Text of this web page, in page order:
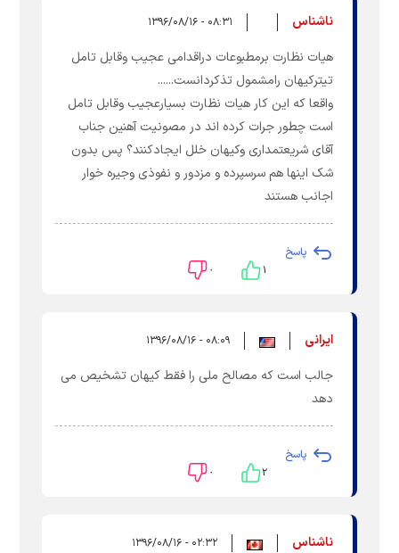
ناشناس ۰۸:۳۱ - ۱۳۹۶/۰۸/۱۶
هیات نظارت برمطبوعات دراقدامی عجیب وقابل تامل
تیترکیهان رامشمول تذکردانست......
واقعا که این کار هیات نظارت بسیارعجیب وقابل تامل
است چطور جرات کرده اند در مصونیت آهنین جناب
آقای شریعتمداری وکیهان خلل ایجادکنند؟ پس بدون
شک اینها هم سرسپرده و مزدور و نفوذی وجیره خوار
اجانب هستند
پاسخ
۱ ۰
ایرانی ۰۸:۰۹ - ۱۳۹۶/۰۸/۱۶
جالب است که مصالح ملی را فقط کیهان تشخیص می
دهد
پاسخ
۲ ۰
ناشناس ۰۲:۳۲ - ۱۳۹۶/۰۸/۱۶